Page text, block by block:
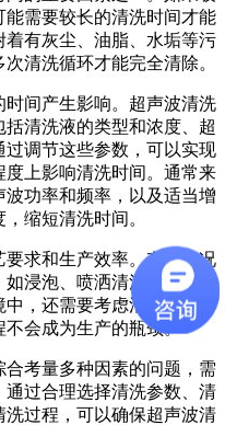
需要较长的清洗时间才能
有灰尘、油脂、水垢等污
清洗循环才能完全清除。
间产生影响。超声波清洗
清洗液的类型和浓度、超
调节这些参数，可以实现
上影响清洗时间。通常来
功率和频率，以及适当增
缩短清洗时间。
求和生产效率。有些情况
浸泡、喷洒清洗剂等，以
，还需要考虑清洗时间与
会成为生产的瓶颈。
考量多种因素的问题，需
过合理选择清洗参数、清
过程，可以确保超声波清